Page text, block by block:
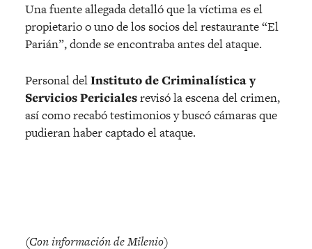
Una fuente allegada detalló que la víctima es el
propietario o uno de los socios del restaurante “El
Parián”, donde se encontraba antes del ataque.
Personal delInstituto de Criminalística y
Servicios Pericialesrevisó la escena del crimen,
así como recabó testimonios y buscó cámaras que
pudieran haber captado el ataque.
(Con información de Milenio)